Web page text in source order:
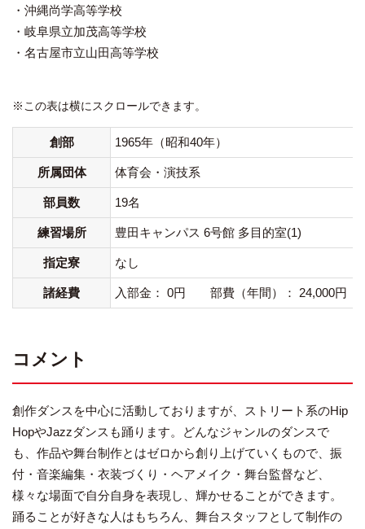
・沖縄尚学高等学校
・岐阜県立加茂高等学校
・名古屋市立山田高等学校
※この表は横にスクロールできます。
創部 1965年（昭和40年）
所属団体 体育会・演技系
部員数 19名
練習場所 豊田キャンパス 6号館 多目的室(1)
指定寮 なし
諸経費 入部金： 0円 部費（年間）： 24,000円
コメント
創作ダンスを中心に活動しておりますが、ストリート系のHip
HopやJazzダンスも踊ります。どんなジャンルのダンスで
も、作品や舞台制作とはゼロから創り上げていくもので、振
付・音楽編集・衣装づくり・ヘアメイク・舞台監督など、
様々な場面で自分自身を表現し、輝かせることができます。
踊ることが好きな人はもちろん、舞台スタッフとして制作の